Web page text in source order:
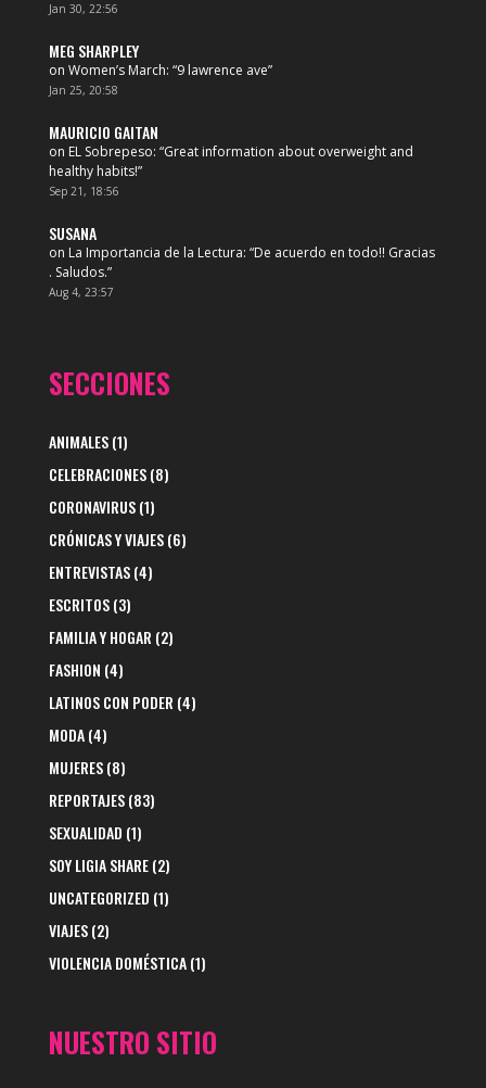
Jan 30, 22:56
MEG SHARPLEY
on Women’s March: “9 lawrence ave”
Jan 25, 20:58
MAURICIO GAITAN
on EL Sobrepeso: “Great information about overweight and
healthy habits!”
Sep 21, 18:56
SUSANA
on La Importancia de la Lectura: “De acuerdo en todo!! Gracias
. Saludos.”
Aug 4, 23:57
SECCIONES
ANIMALES(1)
CELEBRACIONES(8)
CORONAVIRUS(1)
CRÓNICAS Y VIAJES(6)
ENTREVISTAS(4)
ESCRITOS(3)
FAMILIA Y HOGAR (2)
FASHION (4)
LATINOS CON PODER (4)
MODA(4)
MUJERES(8)
REPORTAJES(83)
SEXUALIDAD (1)
SOY LIGIA SHARE(2)
UNCATEGORIZED (1)
VIAJES(2)
VIOLENCIA DOMÉSTICA(1)
NUESTRO SITIO